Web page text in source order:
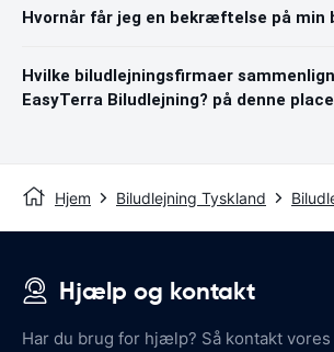
Hvornår får jeg en bekræftelse på min
Hvilke biludlejningsfirmaer
EasyTerra Biludlejning? på denne
Hjem Biludlejning Tyskland
Hjælp og kontakt
Har du brug for hjælp? Så kontakt